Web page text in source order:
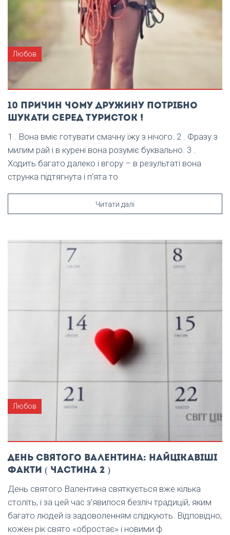
Любов
10 причин чому дружину потрібно
шукати серед туристок !
1 . Вона вміє готувати смачну їжу з нічого. 2 . Фразу з
милим рай і в курені вона розуміє буквально. 3 .
Ходить багато далеко і вгору – в результаті вона
струнка підтягнута і п’ята то
Читати далі
Любов
День святого Валентина: найцікавіші
факти ( частина 2 )
День святого Валентина святкується вже кілька
століть, і за цей час з’явилося безліч традицій, яким
багато людей із задоволенням слідкують. Відповідно,
кожен рік свято «обростає» і новими ф